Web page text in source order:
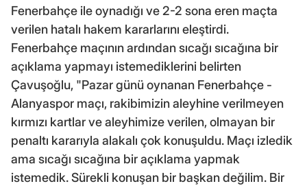
Fenerbahçe ile oynadığı ve 2-2 sona eren maçta
verilen hatalı hakem kararlarını eleştirdi.
Fenerbahçe maçının ardından sıcağı sıcağına bir
açıklama yapmayı istemediklerini belirten
Çavuşoğlu, "Pazar günü oynanan Fenerbahçe -
Alanyaspor maçı, rakibimizin aleyhine verilmeyen
kırmızı kartlar ve aleyhimize verilen, olmayan bir
penaltı kararıyla alakalı çok konuşuldu. Maçı izledik
ama sıcağı sıcağına bir açıklama yapmak
istemedik. Sürekli konuşan bir başkan değilim. Bir